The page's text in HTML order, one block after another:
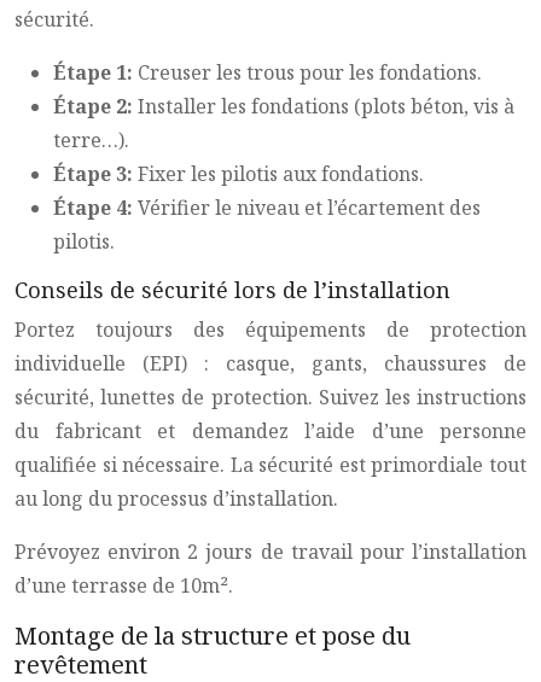
sécurité.
Étape 1: Creuser les trous pour les fondations.
Étape 2: Installer les fondations (plots béton, vis à
terre…).
Étape 3: Fixer les pilotis aux fondations.
Étape 4: Vérifier le niveau et l’écartement des
pilotis.
Conseils de sécurité lors de l’installation
Portez toujours des équipements de protection
individuelle (EPI) : casque, gants, chaussures de
sécurité, lunettes de protection. Suivez les instructions
du fabricant et demandez l’aide d’une personne
qualifiée si nécessaire. La sécurité est primordiale tout
au long du processus d’installation.
Prévoyez environ 2 jours de travail pour l’installation
d’une terrasse de 10m².
Montage de la structure et pose du
revêtement